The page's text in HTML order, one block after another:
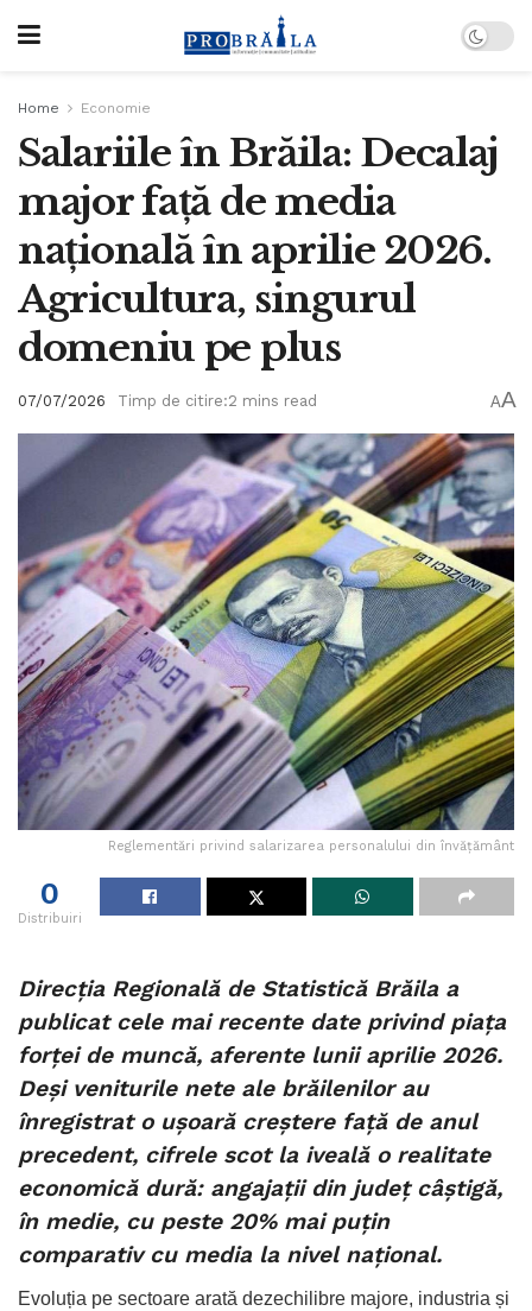
Home Economie
Salariile în Brăila: Decalaj
major față de media
națională în aprilie 2026.
Agricultura, singurul
domeniu pe plus
07/07/2026 Timp de citire:2 mins read AA
Reglementări privind salarizarea personalului din învățământ
0
Distribuiri
Direcția Regională de Statistică Brăila a
publicat cele mai recente date privind piața
forței de muncă, aferente lunii aprilie 2026.
Deși veniturile nete ale brăilenilor au
înregistrat o ușoară creștere față de anul
precedent, cifrele scot la iveală o realitate
economică dură: angajații din județ câștigă,
în medie, cu peste 20% mai puțin
comparativ cu media la nivel național.
Evoluția pe sectoare arată dezechilibre majore, industria și